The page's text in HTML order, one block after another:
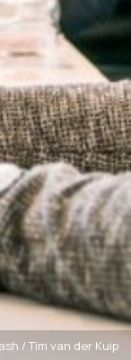
/ Tim van der Kuip